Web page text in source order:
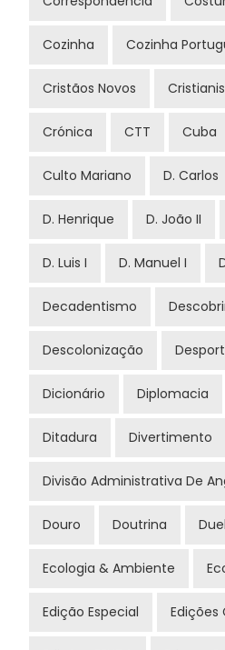
Cozinha Cozinha
Cristãos Novos
Crónica CTT Cuba
Culto Mariano D. Carlos
D. Henrique D. João II
D. Luis I D. Manuel I
Decadentismo
Descolonização
Dicionário Diplomacia
Ditadura Divertimento
Divisão Administrativa De
Douro Doutrina
Ecologia & Ambiente
Edição Especial Edições